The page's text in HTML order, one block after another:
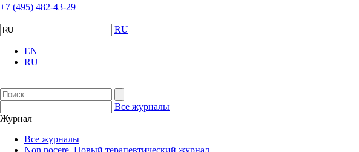
+7 (495) 482-43-29
RU
EN
RU
Все журналы
Журнал
Все журналы
Non nocere. Новый терапевтический журнал